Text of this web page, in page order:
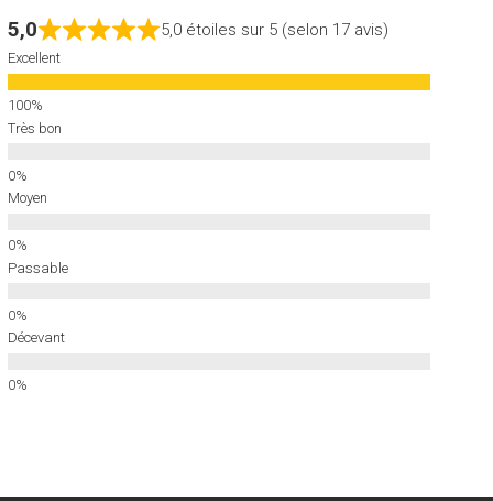
5,0 5,0 étoiles sur 5 (selon 17 avis)
Excellent
Très bon
Moyen
Passable
Décevant